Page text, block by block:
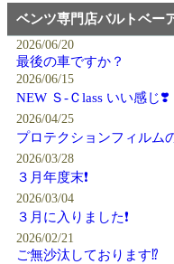
ベンツ専門店バルトベ
2026/06/20
最後の車ですか？
2026/06/15
NEW Ｓ-Ｃlass いい感じ❣️
2026/04/25
プロテクションフィルム
2026/03/28
３月年度末❗️
2026/03/04
３月に入りました❗️
2026/02/21
ご無沙汰しております⁉️